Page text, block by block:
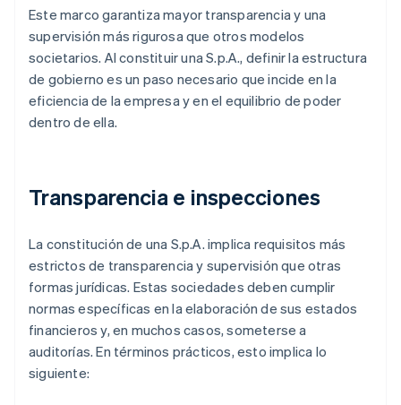
Este marco garantiza mayor transparencia y una
supervisión más rigurosa que otros modelos
societarios. Al constituir una S.p.A., definir la estructura
de gobierno es un paso necesario que incide en la
eficiencia de la empresa y en el equilibrio de poder
dentro de ella.
Transparencia e inspecciones
La constitución de una S.p.A. implica requisitos más
estrictos de transparencia y supervisión que otras
formas jurídicas. Estas sociedades deben cumplir
normas específicas en la elaboración de sus estados
financieros y, en muchos casos, someterse a
auditorías. En términos prácticos, esto implica lo
siguiente: